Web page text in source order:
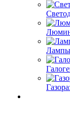
Лампы